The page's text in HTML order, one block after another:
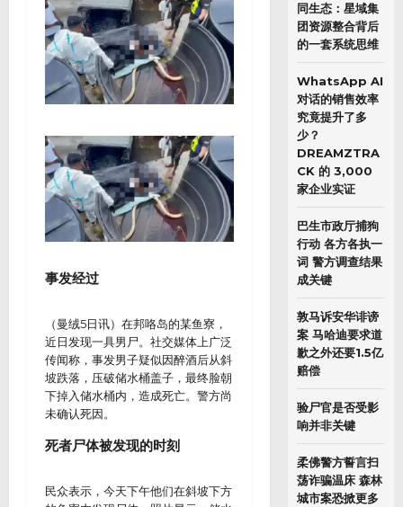
事发经过
（曼绒5日讯）在邦咯岛的某鱼寮，
近日发现一具男尸。社交媒体上广泛
传闻称，事发男子疑似因醉酒后从斜
坡跌落，压破储水桶盖子，最终脸朝
下掉入储水桶内，造成死亡。警方尚
未确认死因。
死者尸体被发现的时刻
民众表示，今天下午他们在斜坡下方
同生态：星域集
团资源整合背后
的一套系统思维
WhatsApp AI
对话的销售效率
究竟提升了多
少？
DREAMZTRA
CK 的 3,000
家企业实证
巴生市政厅捕狗
行动 各方各执一
词 警方调查结果
成关键
敦马诉安华诽谤
案 马哈迪要求道
歉之外还要1.5亿
赔偿
验尸官是否受影
响并非关键
柔佛警方誓言扫
荡诈骗温床 森林
城市案恐掀更多